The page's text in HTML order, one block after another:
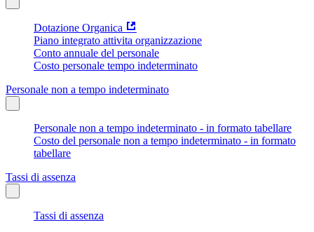
Dotazione Organica
Piano integrato attivita organizzazione
Conto annuale del personale
Costo personale tempo indeterminato
Personale non a tempo indeterminato
Personale non a tempo indeterminato - in formato tabellare
Costo del personale non a tempo indeterminato - in formato
tabellare
Tassi di assenza
Tassi di assenza